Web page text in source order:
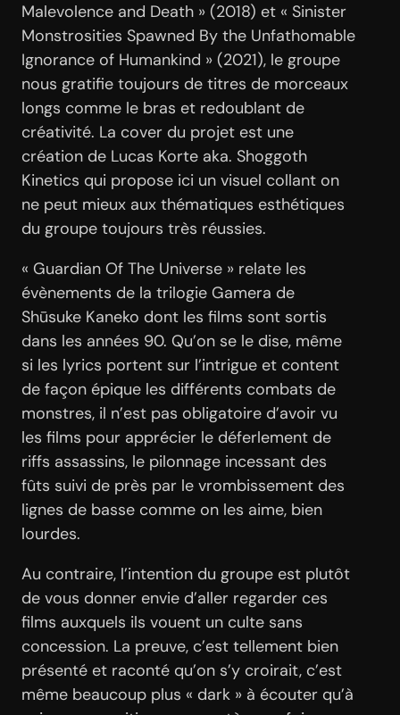
Malevolence and Death » (2018) et « Sinister
Monstrosities Spawned By the Unfathomable
Ignorance of Humankind » (2021), le groupe
nous gratifie toujours de titres de morceaux
longs comme le bras et redoublant de
créativité. La cover du projet est une
création de Lucas Korte aka. Shoggoth
Kinetics qui propose ici un visuel collant on
ne peut mieux aux thématiques esthétiques
du groupe toujours très réussies.
« Guardian Of The Universe » relate les
évènements de la trilogie Gamera de
Shūsuke Kaneko dont les films sont sortis
dans les années 90. Qu’on se le dise, même
si les lyrics portent sur l’intrigue et content
de façon épique les différents combats de
monstres, il n’est pas obligatoire d’avoir vu
les films pour apprécier le déferlement de
riffs assassins, le pilonnage incessant des
fûts suivi de près par le vrombissement des
lignes de basse comme on les aime, bien
lourdes.
Au contraire, l’intention du groupe est plutôt
de vous donner envie d’aller regarder ces
films auxquels ils vouent un culte sans
concession. La preuve, c’est tellement bien
présenté et raconté qu’on s’y croirait, c’est
même beaucoup plus « dark » à écouter qu’à